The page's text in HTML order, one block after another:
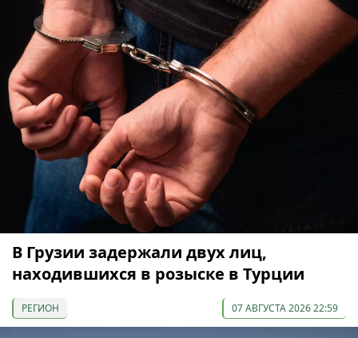
В Грузии задержали двух лиц,
находившихся в розыске в Турции
РЕГИОН 07 АВГУСТА 2026 22:59